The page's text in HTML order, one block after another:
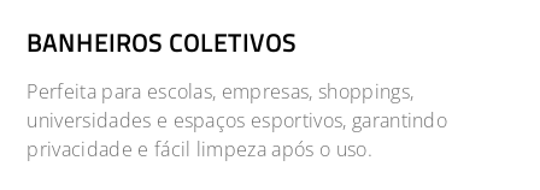
BANHEIROS COLETIVOS
Perfeita para escolas, empresas, shoppings,
universidades e espaços esportivos, garantindo
privacidade e fácil limpeza após o uso.